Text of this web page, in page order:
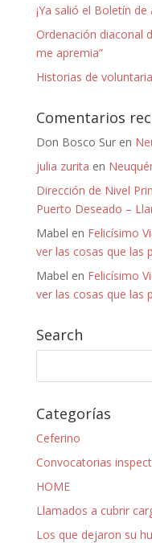
¡Ya salió el Boletín de
Ordenación diaconal
me apremia”
Historias de
Comentarios
Don Bosco Suren
julia zurita en
Dirección de Nivel
Puerto Deseado –
Mabel en Felicísimo
ver las cosas que las
Mabel en Felicísimo
ver las cosas que las
Search
Categorías
Ceferino
Convocatorias
HOME
Llamados a cubrir
Los que dejaron su